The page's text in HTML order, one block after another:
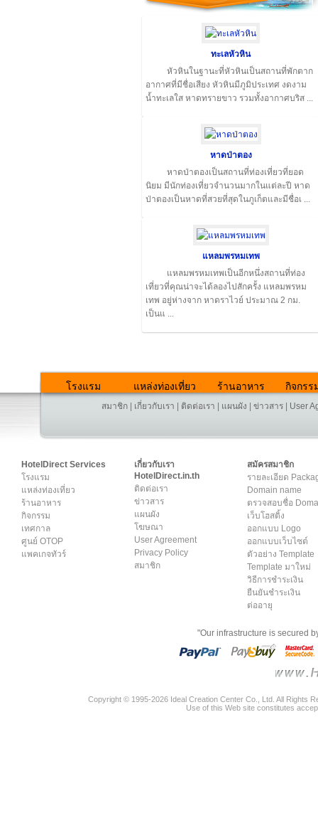
ทะเลหัวหิน
หัวหินในฐานะที่หัวหินเป็นสถานที่พักตาก
อากาศที่มีชื่อเสียง หัวหินมีภูมิประเทศ งดงาม
น้ำทะเลใส หาดทรายขาว รวมทั้งอากาศบริส ...
หาดป่าตอง
หาดป่าตองเป็นสถานที่ท่องเที่ยวที่ยอด
นิยม มีนักท่องเที่ยวจำนวนมากในแต่ละปี หาด
ป่าตองเป็นหาดที่สวยที่สุดในภูเก็ตและมีชื่อเ ...
แหลมพรหมเทพ
แหลมพรหมเทพเป็นอีกหนึ่งสถานที่ท่อง
เที่ยวที่คุณน่าจะได้ลองไปสักครั้ง แหลมพรหม
เทพ อยู่ห่างจาก หาดราไวย์ ประมาณ 2 กม.
เป็นแ ...
โรงแรม แหล่งท่องเที่ยว ร้านอาหาร กิจกรร
สมาชิก เกี่ยวกับเรา ติดต่อเรา แผนผัง ข่าวสาร User
HotelDirect Services
โรงแรม
แหล่งท่องเที่ยว
ร้านอาหาร
กิจกรรม
เทศกาล
ศูนย์ OTOP
แพคเกจทัวร์
เกี่ยวกับเรา
HotelDirect.in.th
ติดต่อเรา
ข่าวสาร
แผนผัง
โฆษณา
User Agreement
Privacy Policy
สมาชิก
สมัครสมาชิก
รายละเอียด
Domain name
ตรวจสอบชื่อ
เว็บโฮสติ้ง
ออกแบบ Logo
ออกแบบเว็บไซต์
ตัวอย่าง Template
Template มาใหม่
วิธีการชำระเงิน
ยืนยันชำระเงิน
ต่ออายุ
"Our infrastructure is secured
Copyright © 1995-2026 Ideal Creation Center Co., Ltd. All Rights
Use of this Web site constitutes